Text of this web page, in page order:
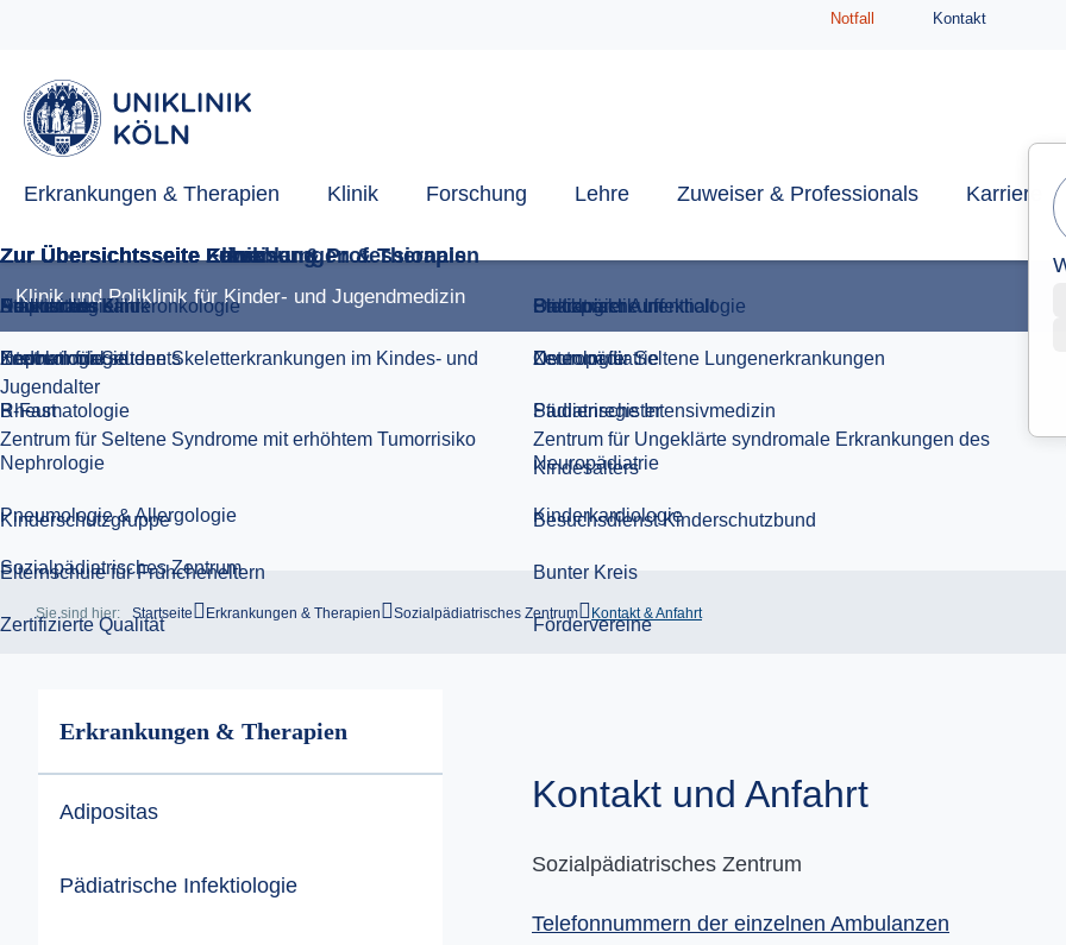
Notfall Kontakt
Erkrankungen & Therapien Klinik Forschung Lehre Zuweiser & Professionals
Downloads Kinderonkologie
Karriere
Klinik und Poliklinik für Kinder- und Jugendmedizin
Sie sind hier: Startseite Erkrankungen & Therapien Sozialpädiatrisches Zentrum Kontakt & Anfahrt
Erkrankungen & Therapien
Adipositas
Pädiatrische Infektiologie
Kontakt und Anfahrt
Sozialpädiatrisches Zentrum
Telefonnummern der einzelnen Ambulanzen